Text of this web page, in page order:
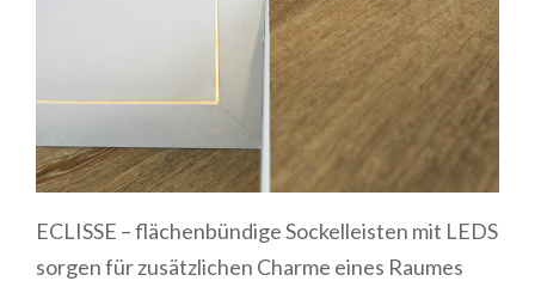
ECLISSE – flächenbündige Sockelleisten mit LEDS
sorgen für zusätzlichen Charme eines Raumes